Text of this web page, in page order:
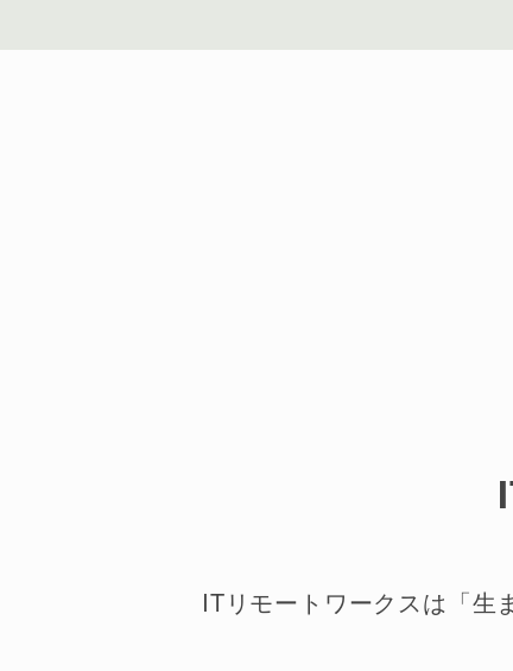
ITリモートワークスは「生